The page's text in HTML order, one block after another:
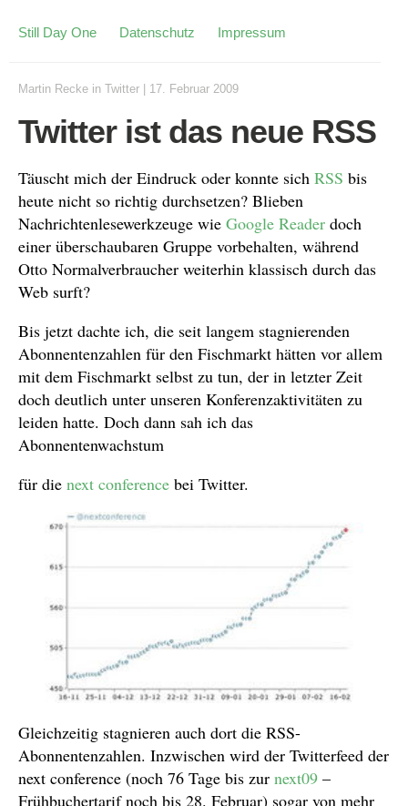
Still Day One Datenschutz Impressum
Martin Recke in Twitter 17. Februar 2009
Twitter ist das neue RSS
Täuscht mich der Eindruck oder konnte sich RSS bis
heute nicht so richtig durchsetzen? Blieben
Nachrichtenlesewerkzeuge wie Google Reader doch
einer überschaubaren Gruppe vorbehalten, während
Otto Normalverbraucher weiterhin klassisch durch das
Web surft?
Bis jetzt dachte ich, die seit langem stagnierenden
Abonnentenzahlen für den Fischmarkt hätten vor allem
mit dem Fischmarkt selbst zu tun, der in letzter Zeit
doch deutlich unter unseren Konferenzaktivitäten zu
leiden hatte. Doch dann sah ich das
Abonnentenwachstum
für die next conference bei Twitter.
Gleichzeitig stagnieren auch dort die RSS-
Abonnentenzahlen. Inzwischen wird der Twitterfeed der
next conference (noch 76 Tage bis zur next09 –
Frühbuchertarif noch bis 28. Februar) sogar von mehr